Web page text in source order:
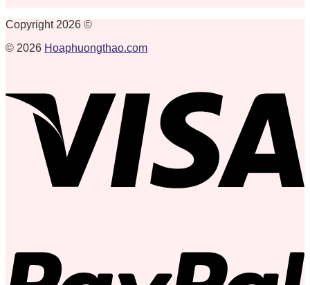
Copyright 2026 ©
© 2026 Hoaphuongthao.com